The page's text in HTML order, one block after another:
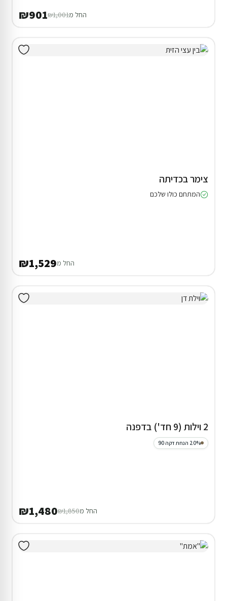
החל מ₪1,001
₪901
צימר בכדיתה
המתחם כולו שלכם
החל מ₪1,529
2 וילות (9 חד') בדפנה
20% הנחת דקה 90
החל מ₪1,850
₪1,480